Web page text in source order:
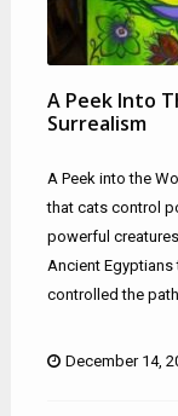
A Peek Into
Surrealism
A Peek into the
that cats control
powerful
Ancient
controlled the
December 14,